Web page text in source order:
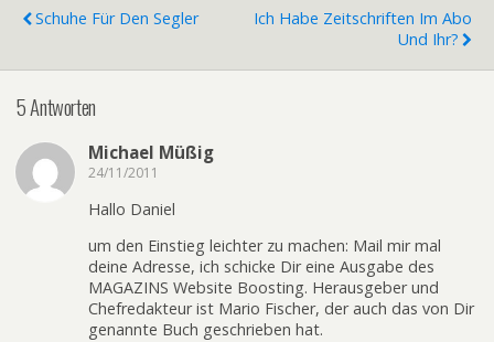
Schuhe Für Den Segler
Ich Habe Zeitschriften Im Abo
Und Ihr?
5 Antworten
Michael Müßig
24/11/2011
Hallo Daniel
um den Einstieg leichter zu machen: Mail mir mal
deine Adresse, ich schicke Dir eine Ausgabe des
MAGAZINS Website Boosting. Herausgeber und
Chefredakteur ist Mario Fischer, der auch das von Dir
genannte Buch geschrieben hat.